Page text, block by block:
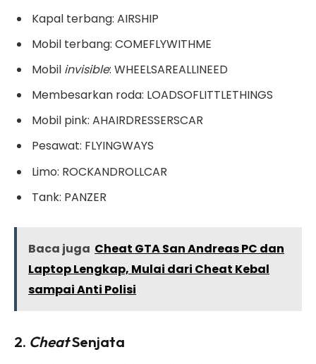
Kapal terbang: AIRSHIP
Mobil terbang: COMEFLYWITHME
Mobil invisible: WHEELSAREALLINEED
Membesarkan roda: LOADSOFLITTLETHINGS
Mobil pink: AHAIRDRESSERSCAR
Pesawat: FLYINGWAYS
Limo: ROCKANDROLLCAR
Tank: PANZER
Baca juga Cheat GTA San Andreas PC dan
Laptop Lengkap, Mulai dari Cheat Kebal
sampai Anti Polisi
2. CheatSenjata